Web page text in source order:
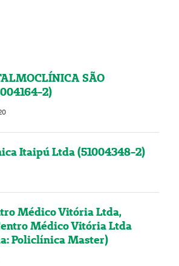
SÃO
2)
Itaipú Ltda (51004348-2)
Médico Vitória Ltda,
Médico Vitória Ltda
Policlínica Master)